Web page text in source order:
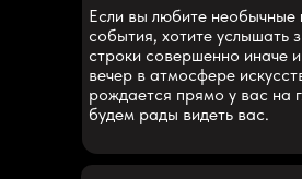
Если вы любите необычные
события, хотите услышать
строки совершенно иначе
вечер в атмосфере
рождается прямо у вас на
будем рады видеть вас.